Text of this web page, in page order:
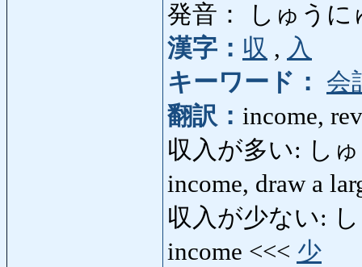
発音： しゅうに
漢字： 収 , 入
キーワード：
会
翻訳： income,
収入が多い: し
income, draw a
収入が少ない:
income <<< 少